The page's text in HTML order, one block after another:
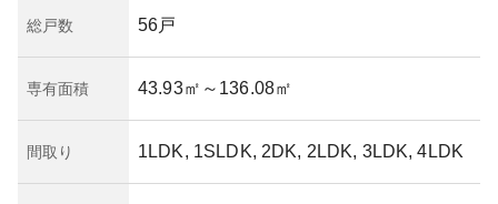
総戸数 56戸
専有面積 43.93㎡ ～136.08㎡
間取り 1LDK, 1SLDK, 2DK, 2LDK, 3LDK, 4LDK